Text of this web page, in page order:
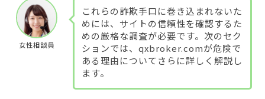
女性相談員
これらの詐欺手口に巻き込まれないた
めには、サイトの信頼性を確認するた
めの厳格な調査が必要です。次のセク
ションでは、qxbroker.comが危険で
ある理由についてさらに詳しく解説し
ます。